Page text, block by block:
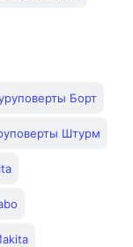
Борт
Штурм